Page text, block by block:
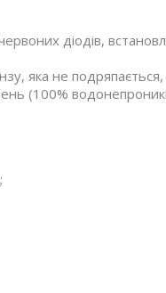
діодів,
яка не подряпається,
(100%